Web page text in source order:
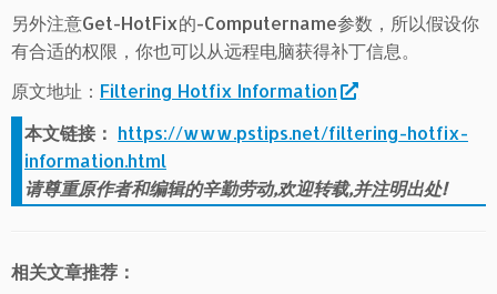
另外注意Get-HotFix的-Computername参数，所以假设你
有合适的权限，你也可以从远程电脑获得补丁信息。
原文地址： Filtering Hotfix Information
本文链接： https://www.pstips.net/filtering-hotfix-
information.html
请尊重原作者和编辑的辛勤劳动,欢迎转载,并注明出处!
相关文章推荐：